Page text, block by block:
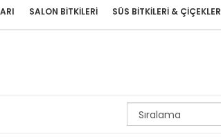
SÜS BİTKİLERİ & ÇİÇEKLER
SALON BİTKİLERİ